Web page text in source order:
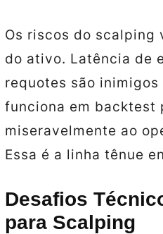
Os riscos do scalping
do ativo. Latência de
requotes são inimigos
funciona em backtest
miseravelmente ao
Essa é a linha tênue
Desafios
para Scalping